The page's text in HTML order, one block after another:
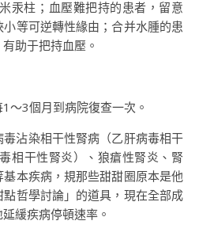
汞柱；血壓難把持的患者，留意
等可逆轉性緣由；合并水腫的患
助于把持血壓。
～3個月到病院復查一次。
沾染相干性腎病（乙肝病毒相干
相干性腎炎）、狼瘡性腎炎、腎
本疾病，規那些甜甜圈原本是他
哲學討論」的道具，現在全部成
緩疾病停頓速率。